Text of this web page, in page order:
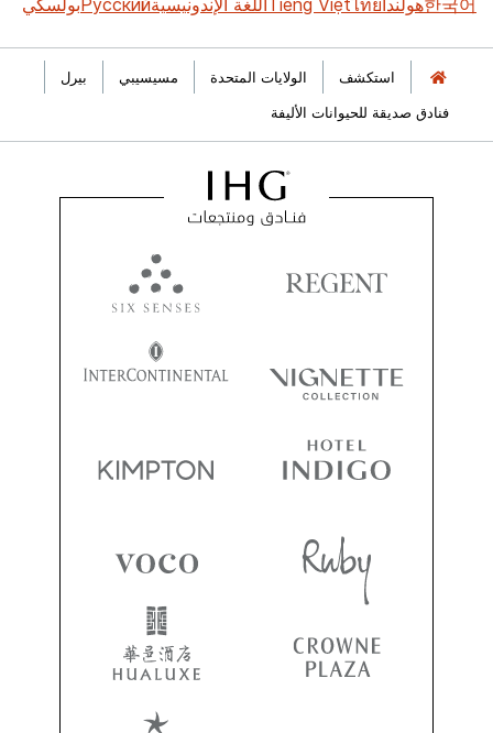
استكشف الولايات المتحدة مسيسيبي
بيرل
فنادق صديقة للحيوانات الأليفة